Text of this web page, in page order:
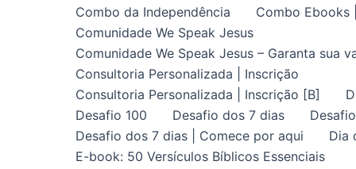
Combo da Independência
Combo Ebooks
Comunidade We Speak Jesus
Comunidade We Speak Jesus – Garanta sua
Consultoria Personalizada | Inscrição
Consultoria Personalizada | Inscrição [B]
Desafio 100
Desafio dos 7 dias
Desafio dos 7 dias | Comece por aqui
Dia
E-book: 50 Versículos Bíblicos Essenciais